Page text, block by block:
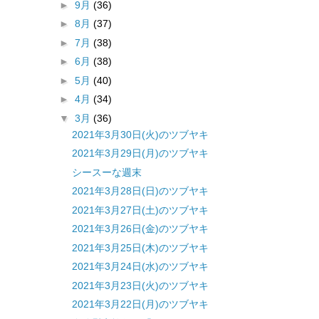
► 9月 (36)
► 8月 (37)
► 7月 (38)
► 6月 (38)
► 5月 (40)
► 4月 (34)
▼ 3月 (36)
2021年3月30日(火)のツブヤキ
2021年3月29日(月)のツブヤキ
シースーな週末
2021年3月28日(日)のツブヤキ
2021年3月27日(土)のツブヤキ
2021年3月26日(金)のツブヤキ
2021年3月25日(木)のツブヤキ
2021年3月24日(水)のツブヤキ
2021年3月23日(火)のツブヤキ
2021年3月22日(月)のツブヤキ